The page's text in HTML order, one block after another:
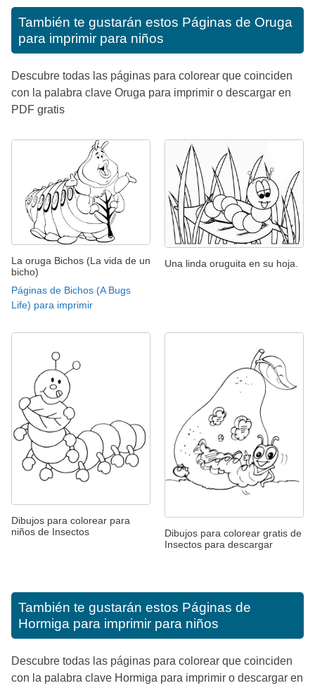
También te gustarán estos Páginas de Oruga
para imprimir para niños
Descubre todas las páginas para colorear que coinciden
con la palabra clave Oruga para imprimir o descargar en
PDF gratis
La oruga Bichos (La vida de un
bicho)
Páginas de Bichos (A Bugs
Life) para imprimir
Una linda oruguita en su hoja.
Dibujos para colorear para
niños de Insectos
Dibujos para colorear gratis de
Insectos para descargar
También te gustarán estos Páginas de
Hormiga para imprimir para niños
Descubre todas las páginas para colorear que coinciden
con la palabra clave Hormiga para imprimir o descargar en